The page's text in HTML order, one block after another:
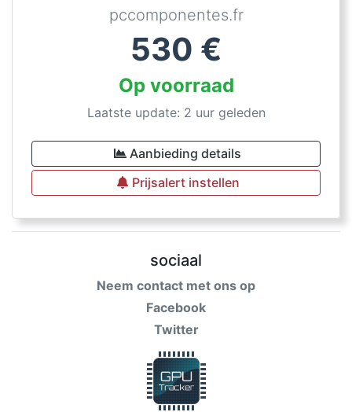
pccomponentes.fr
530 €
Op voorraad
Laatste update: 2 uur geleden
Aanbieding details
Prijsalert instellen
sociaal
Neem contact met ons op
Facebook
Twitter